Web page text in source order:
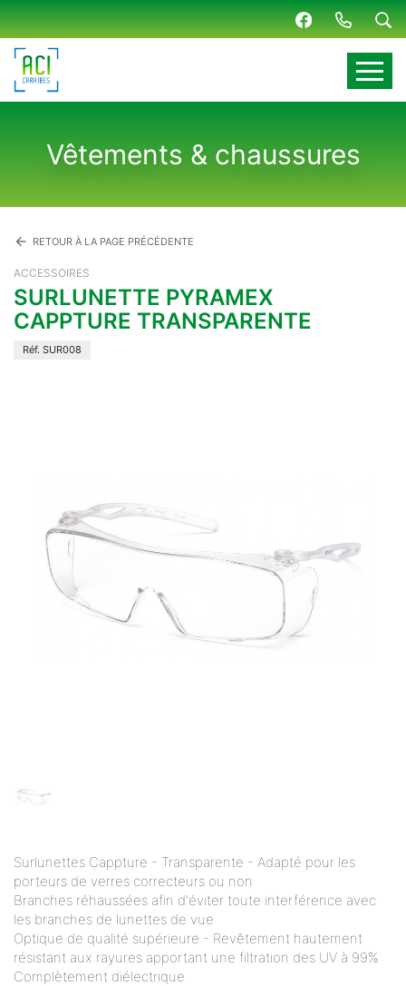
Vêtements & chaussures
arrow_back RETOUR À LA PAGE PRÉCÉDENTE
ACCESSOIRES
SURLUNETTE PYRAMEX
CAPPTURE TRANSPARENTE
Réf. SUR008
Surlunettes Cappture - Transparente - Adapté pour les
porteurs de verres correcteurs ou non
Branches réhaussées afin d'éviter toute interférence avec
les branches de lunettes de vue
Optique de qualité supérieure - Revêtement hautement
résistant aux rayures apportant une filtration des UV à 99%
Complètement diélectrique
Panneau de gestion des cookies